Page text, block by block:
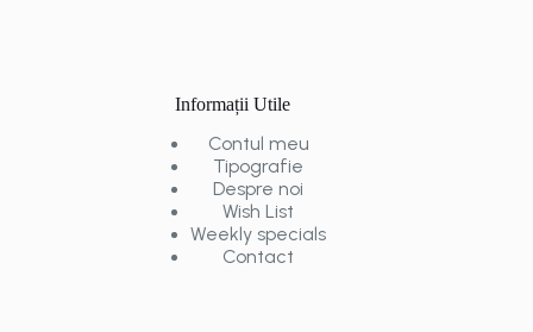
Informații Utile
Contul meu
Tipografie
Despre noi
Wish List
Weekly specials
Contact